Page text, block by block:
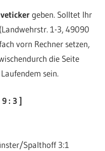
geben. Solltet Ihr
1-3, 49090
vorn Rechner setzen,
die Seite
sein.
: 3 ]
Spalthoff 3:1